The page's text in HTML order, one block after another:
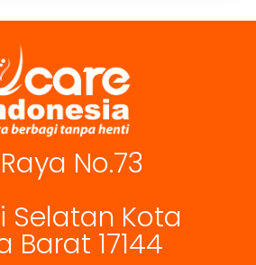
No.73
Selatan Kota
Barat 17144